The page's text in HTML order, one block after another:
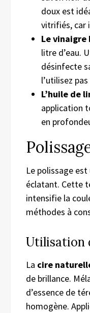
doux est
vitrifiés, car
Le vinaigre
litre d’eau.
désinfecte
l’utilisez
L’huile de
application
en
Le polissage
éclatant. Cette
intensifie la
méthodes à
Utilisation
La cire
de brillance.
d’essence de
homogène.